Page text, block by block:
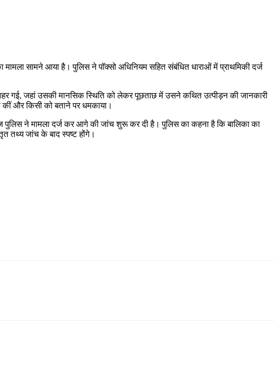
सामने आया है। पुलिस ने पॉक्सो अधिनियम सहित संबंधित धाराओं में प्राथमिकी दर्ज
गई, जहां उसकी मानसिक स्थिति को लेकर पूछताछ में उसने कथित उत्पीड़न की जानकारी
कीं और किसी को बताने पर धमकाया।
ने मामला दर्ज कर आगे की जांच शुरू कर दी है। पुलिस का कहना है कि बालिका का
तथ्य जांच के बाद स्पष्ट होंगे।